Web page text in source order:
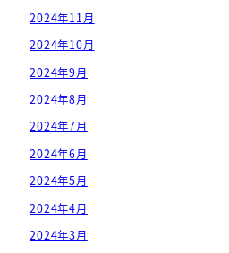
2024年11月
2024年10月
2024年9月
2024年8月
2024年7月
2024年6月
2024年5月
2024年4月
2024年3月